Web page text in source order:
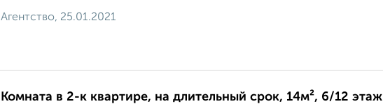
Агентство, 25.01.2021
Комната в 2-к квартире, на длительный срок, 14м², 6/12 этаж